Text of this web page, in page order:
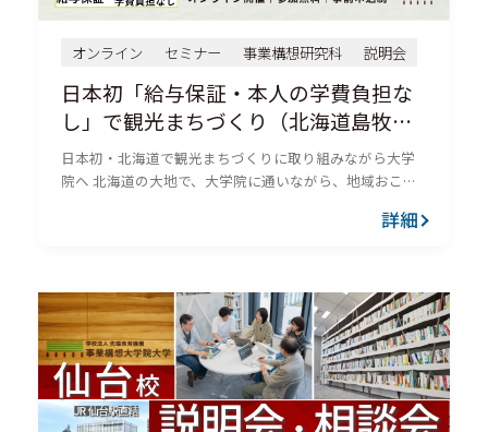
オンライン セミナー 事業構想研究科 説明会
日本初「給与保証・本人の学費負担な
し」で観光まちづくり（北海道島牧
村）オンライン説明会＆相談会
日本初・北海道で観光まちづくりに取り組みながら大学
院へ 北海道の大地で、大学院に通いながら、地域おこし
で観光まちづくりに挑戦しませんか。北海道島牧村・夏
詳細